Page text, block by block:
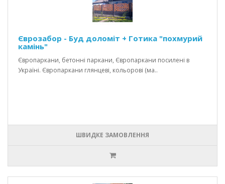
Єврозабор - Буд доломіт + Готика "похмурий
камінь"
Європаркани, бетонні паркани, Європаркани посилені в
Україні. Європаркани глянцеві, кольорові (ма..
ШВИДКЕ ЗАМОВЛЕННЯ